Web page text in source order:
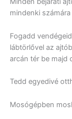
mindenki
Fogadd
lábtörlővel az
arcán tér be majd
Tedd egyedivé
Mosógépben